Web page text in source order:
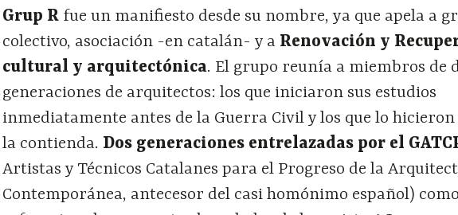
Grup R fue un manifiesto desde su nombre, ya que apela a
colectivo, asociación -en catalán- y a Renovación y
cultural y arquitectónica. El grupo reunía a miembros de
generaciones de arquitectos: los que iniciaron sus estudios
inmediatamente antes de la Guerra Civil y los que lo
la contienda. Dos generaciones entrelazadas por el
Artistas y Técnicos Catalanes para el Progreso de la
Contemporánea, antecesor del casi homónimo español)